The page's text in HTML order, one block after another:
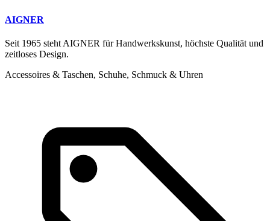
AIGNER
Seit 1965 steht AIGNER für Handwerkskunst, höchste Qualität und
zeitloses Design.
Accessoires & Taschen, Schuhe, Schmuck & Uhren